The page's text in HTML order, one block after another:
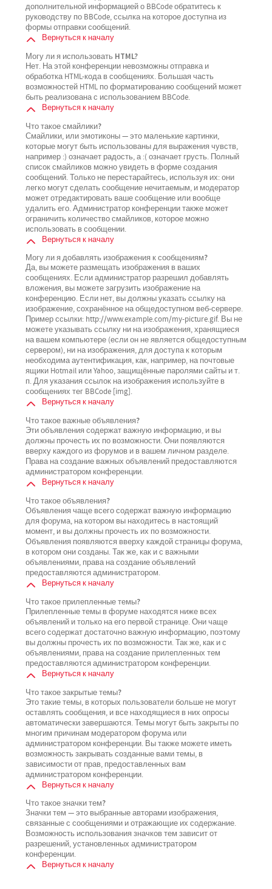
дополнительной информацией о BBCode обратитесь к
руководству по BBCode, ссылка на которое доступна из
формы отправки сообщений.
Вернуться к началу
Могу ли я использовать HTML?
Нет. На этой конференции невозможны отправка и
обработка HTML-кода в сообщениях. Большая часть
возможностей HTML по форматированию сообщений может
быть реализована с использованием BBCode.
Вернуться к началу
Что такое смайлики?
Смайлики, или эмотиконы — это маленькие картинки,
которые могут быть использованы для выражения чувств,
например :) означает радость, а :( означает грусть. Полный
список смайликов можно увидеть в форме создания
сообщений. Только не перестарайтесь, используя их: они
легко могут сделать сообщение нечитаемым, и модератор
может отредактировать ваше сообщение или вообще
удалить его. Администратор конференции также может
ограничить количество смайликов, которое можно
использовать в сообщении.
Вернуться к началу
Могу ли я добавлять изображения к сообщениям?
Да, вы можете размещать изображения в ваших
сообщениях. Если администратор разрешил добавлять
вложения, вы можете загрузить изображение на
конференцию. Если нет, вы должны указать ссылку на
изображение, сохранённое на общедоступном веб-сервере.
Пример ссылки: http://www.example.com/my-picture.gif. Вы не
можете указывать ссылку ни на изображения, хранящиеся
на вашем компьютере (если он не является общедоступным
сервером), ни на изображения, для доступа к которым
необходима аутентификация, как, например, на почтовые
ящики Hotmail или Yahoo, защищённые паролями сайты и т.
п. Для указания ссылок на изображения используйте в
сообщениях тег BBCode [img].
Вернуться к началу
Что такое важные объявления?
Эти объявления содержат важную информацию, и вы
должны прочесть их по возможности. Они появляются
вверху каждого из форумов и в вашем личном разделе.
Права на создание важных объявлений предоставляются
администратором конференции.
Вернуться к началу
Что такое объявления?
Объявления чаще всего содержат важную информацию
для форума, на котором вы находитесь в настоящий
момент, и вы должны прочесть их по возможности.
Объявления появляются вверху каждой страницы форума,
в котором они созданы. Так же, как и с важными
объявлениями, права на создание объявлений
предоставляются администратором.
Вернуться к началу
Что такое прилепленные темы?
Прилепленные темы в форуме находятся ниже всех
объявлений и только на его первой странице. Они чаще
всего содержат достаточно важную информацию, поэтому
вы должны прочесть их по возможности. Так же, как и с
объявлениями, права на создание прилепленных тем
предоставляются администратором конференции.
Вернуться к началу
Что такое закрытые темы?
Это такие темы, в которых пользователи больше не могут
оставлять сообщения, и все находящиеся в них опросы
автоматически завершаются. Темы могут быть закрыты по
многим причинам модератором форума или
администратором конференции. Вы также можете иметь
возможность закрывать созданные вами темы, в
зависимости от прав, предоставленных вам
администратором конференции.
Вернуться к началу
Что такое значки тем?
Значки тем — это выбранные авторами изображения,
связанные с сообщениями и отражающие их содержание.
Возможность использования значков тем зависит от
разрешений, установленных администратором
конференции.
Вернуться к началу